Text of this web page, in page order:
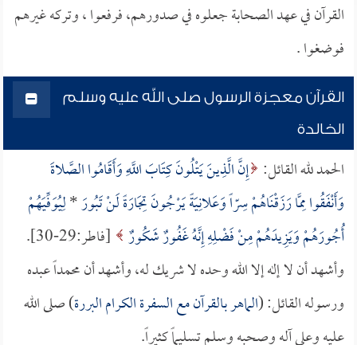
القرآن في عهد الصحابة جعلوه في صدورهم، فرفعوا ، وتركه غيرهم
فوضغوا .
القرآن معجزة الرسول صلى الله عليه وسلم
الخالدة
الحمد لله القائل: إِنَّ الَّذِينَ يَتْلُونَ كِتَابَ اللَّهِ وَأَقَامُوا الصَّلاةَ
وَأَنْفَقُوا مِمَّا رَزَقْنَاهُمْ سِرّاً وَعَلانِيَةً يَرْجُونَ تِجَارَةً لَنْ تَبُورَ*لِيُوَفِّيَهُمْ
أُجُورَهُمْ وَيَزِيدَهُمْ مِنْ فَضْلِهِ إِنَّهُ غَفُورٌ شَكُورٌ [فاطر:29-30].
وأشهد أن لا إله إلا الله وحده لا شريك له، وأشهد أن محمداً عبده
ورسوله القائل: (الماهر بالقرآن مع السفرة الكرام البررة) صلى الله
عليه وعلى آله وصحبه وسلم تسليماً كثيراً.